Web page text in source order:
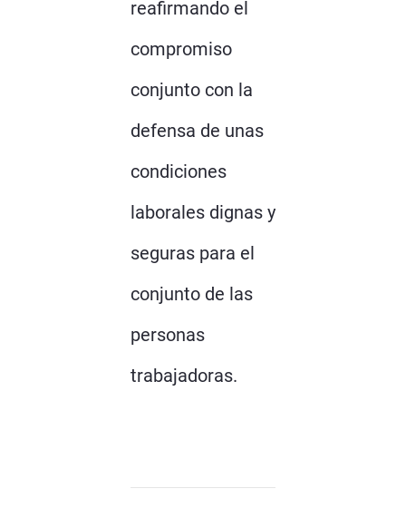
reafirmando el
compromiso
conjunto con la
defensa de unas
condiciones
laborales dignas y
seguras para el
conjunto de las
personas
trabajadoras.